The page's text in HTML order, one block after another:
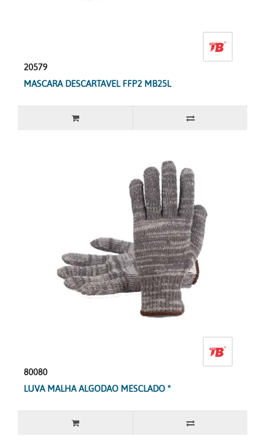
20579
MASCARA DESCARTAVEL FFP2 MB25L
80080
LUVA MALHA ALGODAO MESCLADO *